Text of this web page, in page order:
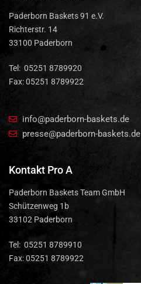
Paderborn Baskets 91 e.V.
Richterstr. 14
33100 Paderborn
Tel: 05251 8789920
Fax: 05251 8789922
info@paderborn-baskets.de
presse@paderborn-baskets.de
Kontakt Pro A
Paderborn Baskets Team GmbH
Schützenweg 1b
33102 Paderborn
Tel: 05251 8789910
Fax: 05251 8789922